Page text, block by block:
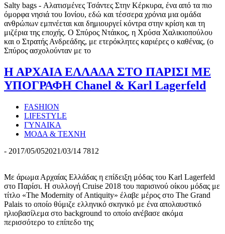
Salty bags - Αλατισμένες Τσάντες Στην Κέρκυρα, ένα από τα πιο
όμορφα νησιά του Ιονίου, εδώ και τέσσερα χρόνια μια ομάδα
ανθρώπων εμπνέεται και δημιουργεί κόντρα στην κρίση και τη
μιζέρια της εποχής. Ο Σπύρος Ντάικος, η Χρύσα Χαλικιοπούλου
και ο Στρατής Ανδρεάδης, με ετερόκλητες καριέρες ο καθένας, (ο
Σπύρος ασχολούνταν με το
Η ΑΡΧΑΙΑ ΕΛΛΑΔΑ ΣΤΟ ΠΑΡΙΣΙ ΜΕ
ΥΠΟΓΡΑΦΗ Chanel & Karl Lagerfeld
FASHION
LIFESTYLE
ΓΥΝΑΙΚΑ
ΜΟΔΑ & ΤΕΧΝΗ
- 2017/05/052021/03/14 7812
Με άρωμα Αρχαίας Ελλάδας η επίδειξη μόδας του Karl Lagerfeld
στο Παρίσι. Η συλλογή Cruise 2018 του παρισινού οίκου μόδας με
τίτλο «The Modernity of Antiquity» έλαβε μέρος στο The Grand
Palais το οποίο θύμιζε ελληνικό σκηνικό με ένα απολαυστικό
ηλιοβασίλεμα στο background το οποίο ανέβασε ακόμα
περισσότερο το επίπεδο της